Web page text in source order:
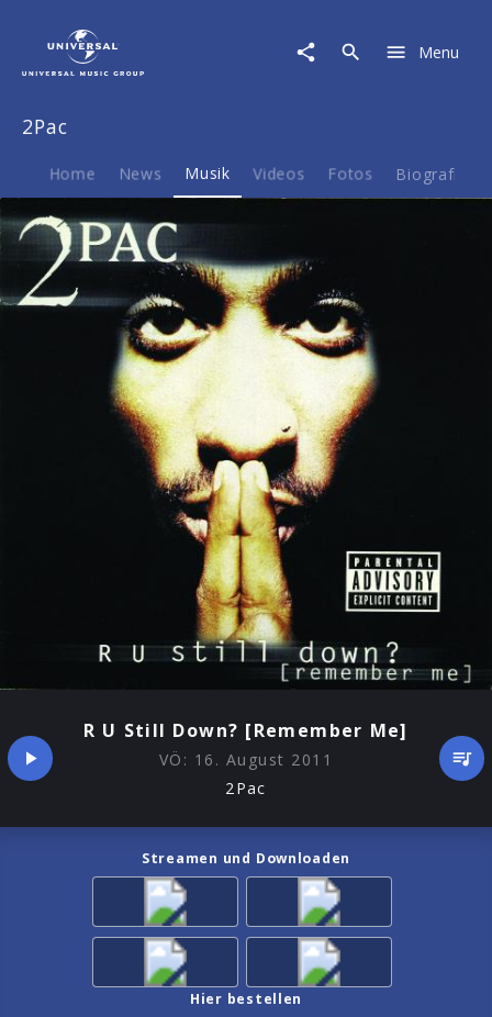
Down?
[Remember
Me]
Menu
2Pac
Home News Musik Videos Fotos Biografie
R U Still Down? [Remember Me]
VÖ: 16. August 2011
2Pac
Streamen und Downloaden
Hier bestellen